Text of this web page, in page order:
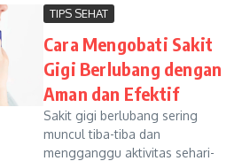
TIPS SEHAT
Cara Mengobati Sakit
Gigi Berlubang dengan
Aman dan Efektif
Sakit gigi berlubang sering
muncul tiba-tiba dan
mengganggu aktivitas sehari-